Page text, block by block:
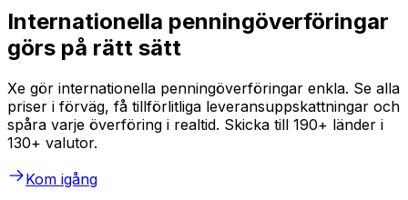
Internationella penningöverföringar
görs på rätt sätt
Xe gör internationella penningöverföringar enkla. Se alla
priser i förväg, få tillförlitliga leveransuppskattningar och
spåra varje överföring i realtid. Skicka till 190+ länder i
130+ valutor.
Kom igång